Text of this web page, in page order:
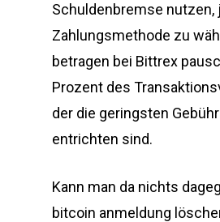
Schuldenbremse nutzen,
Zahlungsmethode zu
betragen bei Bittrex
Prozent des
der die geringsten
entrichten sind.
Kann man da nichts
bitcoin anmeldung